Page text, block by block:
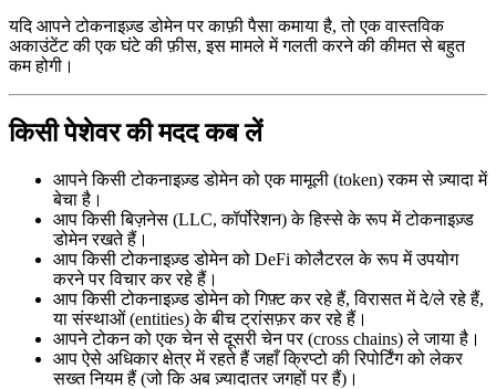
यदि आपने टोकनाइज़्ड डोमेन पर काफ़ी पैसा कमाया है, तो एक वास्तविक
अकाउंटेंट की एक घंटे की फ़ीस, इस मामले में गलती करने की कीमत से बहुत
कम होगी।
किसी पेशेवर की मदद कब लें
आपने किसी टोकनाइज़्ड डोमेन को एक मामूली (token) रकम से ज़्यादा में
बेचा है।
आप किसी बिज़नेस (LLC, कॉर्पोरेशन) के हिस्से के रूप में टोकनाइज़्ड
डोमेन रखते हैं।
आप किसी टोकनाइज़्ड डोमेन को DeFi कोलैटरल के रूप में उपयोग
करने पर विचार कर रहे हैं।
आप किसी टोकनाइज़्ड डोमेन को गिफ़्ट कर रहे हैं, विरासत में दे/ले रहे हैं,
या संस्थाओं (entities) के बीच ट्रांसफ़र कर रहे हैं।
आपने टोकन को एक चेन से दूसरी चेन पर (cross chains) ले जाया है।
आप ऐसे अधिकार क्षेत्र में रहते हैं जहाँ क्रिप्टो की रिपोर्टिंग को लेकर
सख्त नियम हैं (जो कि अब ज़्यादातर जगहों पर हैं)।